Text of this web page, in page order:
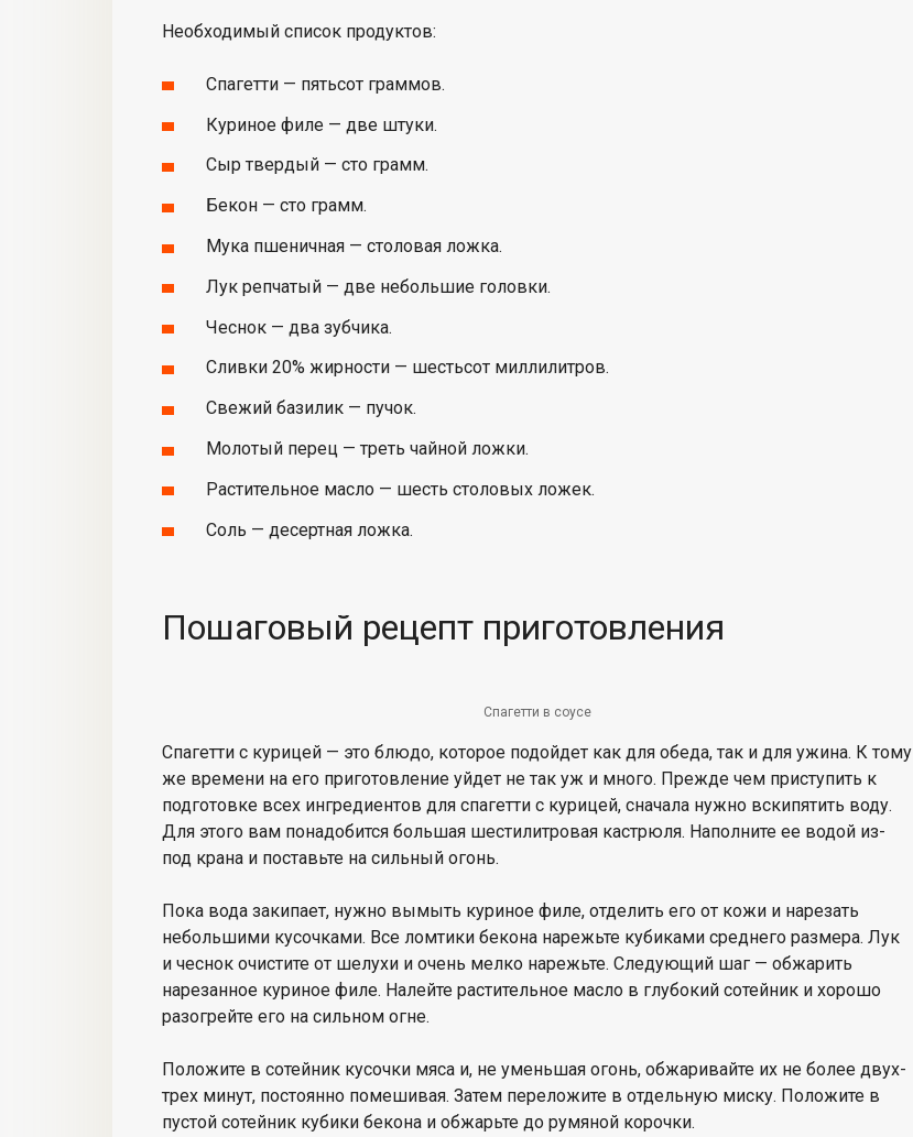
Необходимый список продуктов:
Спагетти — пятьсот граммов.
Куриное филе — две штуки.
Сыр твердый — сто грамм.
Бекон — сто грамм.
Мука пшеничная — столовая ложка.
Лук репчатый — две небольшие головки.
Чеснок — два зубчика.
Сливки 20% жирности — шестьсот миллилитров.
Свежий базилик — пучок.
Молотый перец — треть чайной ложки.
Растительное масло — шесть столовых ложек.
Соль — десертная ложка.
Пошаговый рецепт приготовления
Спагетти в соусе
Спагетти с курицей — это блюдо, которое подойдет как для обеда, так и для ужина. К тому
же времени на его приготовление уйдет не так уж и много. Прежде чем приступить к
подготовке всех ингредиентов для спагетти с курицей, сначала нужно вскипятить воду.
Для этого вам понадобится большая шестилитровая кастрюля. Наполните ее водой из-
под крана и поставьте на сильный огонь.
Пока вода закипает, нужно вымыть куриное филе, отделить его от кожи и нарезать
небольшими кусочками. Все ломтики бекона нарежьте кубиками среднего размера. Лук
и чеснок очистите от шелухи и очень мелко нарежьте. Следующий шаг — обжарить
нарезанное куриное филе. Налейте растительное масло в глубокий сотейник и хорошо
разогрейте его на сильном огне.
Положите в сотейник кусочки мяса и, не уменьшая огонь, обжаривайте их не более двух-
трех минут, постоянно помешивая. Затем переложите в отдельную миску. Положите в
пустой сотейник кубики бекона и обжарьте до румяной корочки.